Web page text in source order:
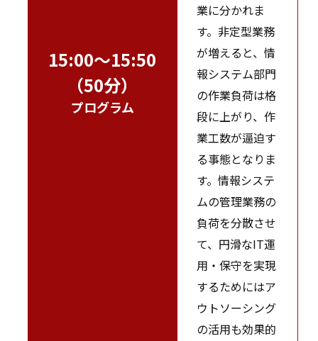
15:00～15:50
（50分）
プログラム
業に分かれま
す。非定型業務
が増えると、情
報システム部門
の作業負荷は格
段に上がり、作
業工数が逼迫す
る事態となりま
す。情報システ
ムの管理業務の
負荷を分散させ
て、円滑なIT運
用・保守を実現
するためにはア
ウトソーシング
の活用も効果的